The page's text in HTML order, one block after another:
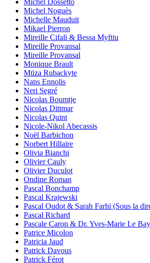
Michel Dossetto
Michel Noguès
Michelle Mauduit
Mikael Pierron
Mireille Cifali & Bessa Myftiu
Mireille Provansal
Mireille Provansal
Monique Brault
Mūza Rubackyte
Nans Ennolis
Neri Segré
Nicolas Boumtje
Nicolas Dittmar
Nicolas Quint
Nicole-Nikol Abecassis
Noël Barbichon
Norbert Hillaire
Olivia Bianchi
Olivier Cauly
Olivier Duculot
Ondine Roman
Pascal Bonchamp
Pascal Krajewski
Pascal Oudot & Sarah Farhi (Sous la
Pascal Richard
Pascale Caron & Dr. Yves-Marie Le Bay
Patrice Micolon
Patricia Jaud
Patrick Davous
Patrick Férot